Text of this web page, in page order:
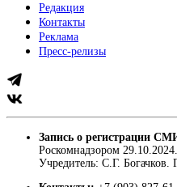
Редакция
Контакты
Реклама
Пресс-релизы
Запись о регистрации
Роскомнадзором 29.10.2024.
Учредитель: С.Г. Богачков.